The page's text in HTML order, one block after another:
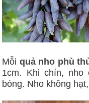
Mỗi quả nho phù
1cm. Khi chín, nho
bóng. Nho không